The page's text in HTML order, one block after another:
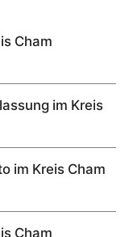
Cham
im Kreis
im Kreis
wenige Tage
im Kreis Cham
im
Cham